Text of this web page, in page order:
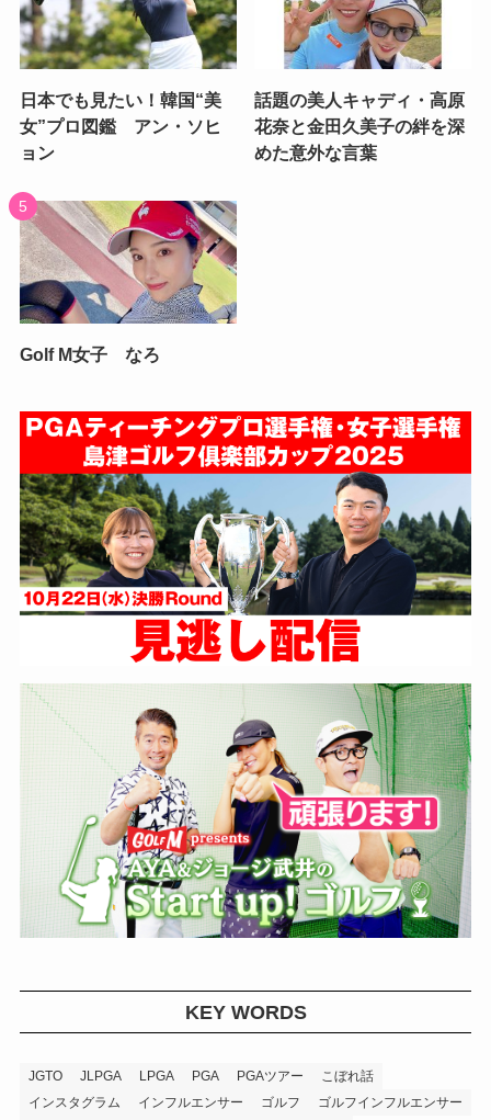
日本でも見たい！韓国“美
女”プロ図鑑 アン・ソヒ
ョン
話題の美人キャディ・高原
花奈と金田久美子の絆を深
めた意外な言葉
Golf M女子 なろ
KEY WORDS
JGTO JLPGA LPGA PGA PGAツアー
こぼれ話
インスタグラム
インフルエンサー ゴルフ
ゴルフインフルエンサー